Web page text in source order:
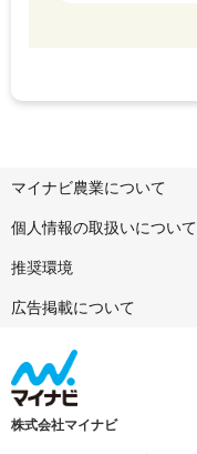
マイナビ農業について
個人情報の取扱いについて
推奨環境
広告掲載について
株式会社マイナビ